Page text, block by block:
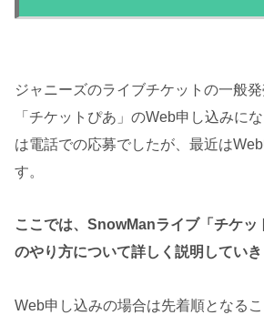
ジャニーズのライブチケットの一般
「チケットぴあ」のWeb申し込みに
は電話での応募でしたが、最近は
す。
ここでは、SnowManライブ「チケッ
のやり方について詳しく説明していき
Web申し込みの場合は先着順となるこ